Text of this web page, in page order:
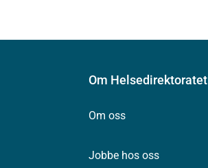
Om Helsedirektoratet
Om oss
Jobbe hos oss